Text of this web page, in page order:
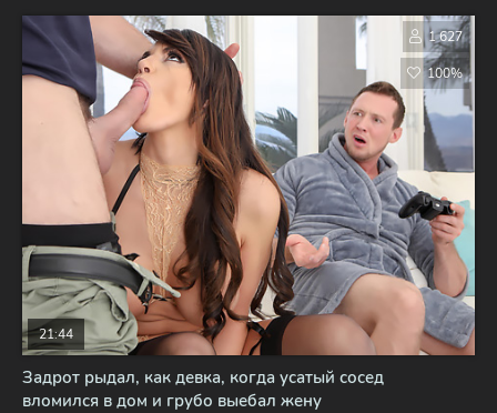
Задрот рыдал, как девка, когда усатый сосед
вломился в дом и грубо выебал жену
21:44
1 627
100%